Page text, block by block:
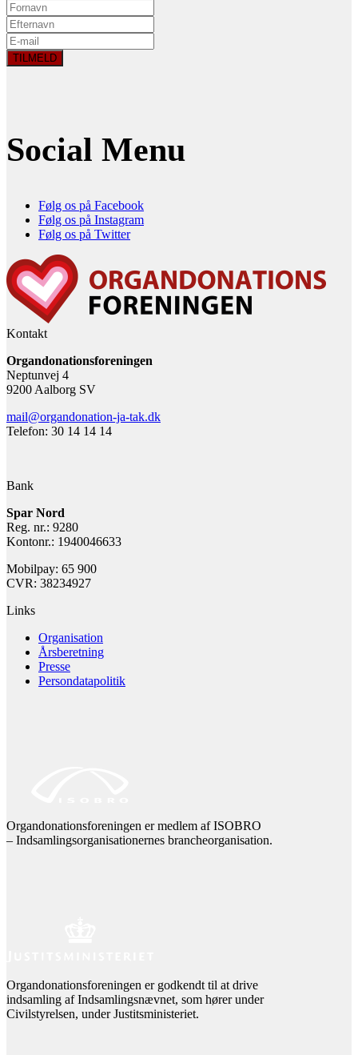
Social Menu
Følg os på Facebook
Følg os på Instagram
Følg os på Twitter
Kontakt
Organdonationsforeningen
Neptunvej 4
9200 Aalborg SV
mail@organdonation-ja-tak.dk
Telefon: 30 14 14 14
Bank
Spar Nord
Reg. nr.: 9280
Kontonr.: 1940046633
Mobilpay: 65 900
CVR: 38234927
Links
Organisation
Årsberetning
Presse
Persondatapolitik
Organdonationsforeningen er medlem af ISOBRO
– Indsamlingsorganisationernes brancheorganisation.
Organdonationsforeningen er godkendt til at drive
indsamling af Indsamlingsnævnet, som hører under
Civilstyrelsen, under Justitsministeriet.